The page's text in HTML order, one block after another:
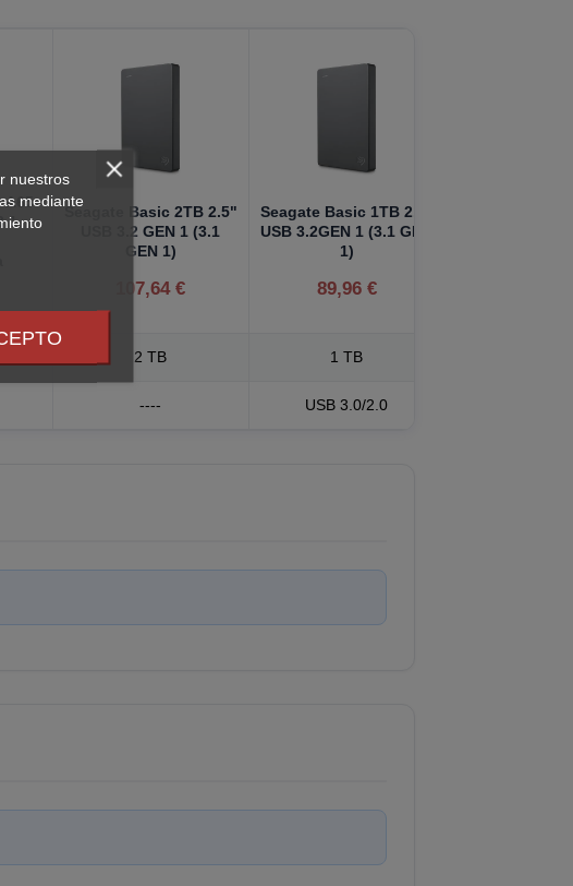
nuestros
mediante
A65
Seagate Basic 2TB 2.5"
USB 3.2 GEN 1 (3.1
GEN 1)
107,64 €
Seagate Basic 1TB 2.5"
USB 3.2GEN 1 (3.1 GEN
1)
89,96 €
2 TB 1 TB
---- USB 3.0/2.0